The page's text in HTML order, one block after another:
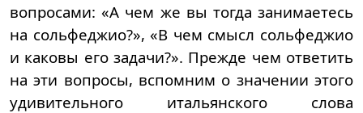
вопросами: «А чем же вы тогда занимаетесь
на сольфеджио?», «В чем смысл сольфеджио
и каковы его задачи?». Прежде чем ответить
на эти вопросы, вспомним о значении этого
удивительного итальянского слова